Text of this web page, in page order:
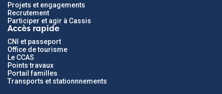
Projets et engagements
Recrutement
Participer et agir à Cassis
Accès rapide
CNI et passeport
Office de tourisme
Le CCAS
Points travaux
Portail familles
Transports et stationnnements